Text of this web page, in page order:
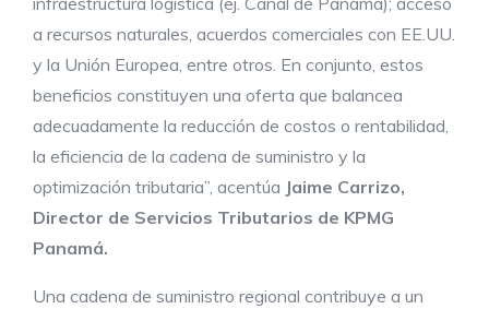
a recursos naturales, acuerdos comerciales con EE.UU.
y la Unión Europea, entre otros. En conjunto, estos
beneficios constituyen una oferta que balancea
adecuadamente la reducción de costos o rentabilidad,
la eficiencia de la cadena de suministro y la
optimización tributaria”, acentúa Jaime Carrizo,
Director de Servicios Tributarios de KPMG
Panamá.
Una cadena de suministro regional contribuye a un